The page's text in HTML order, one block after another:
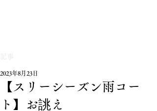
記事
【スリーシーズン雨コー
ト】お誂え
2023年8月23日